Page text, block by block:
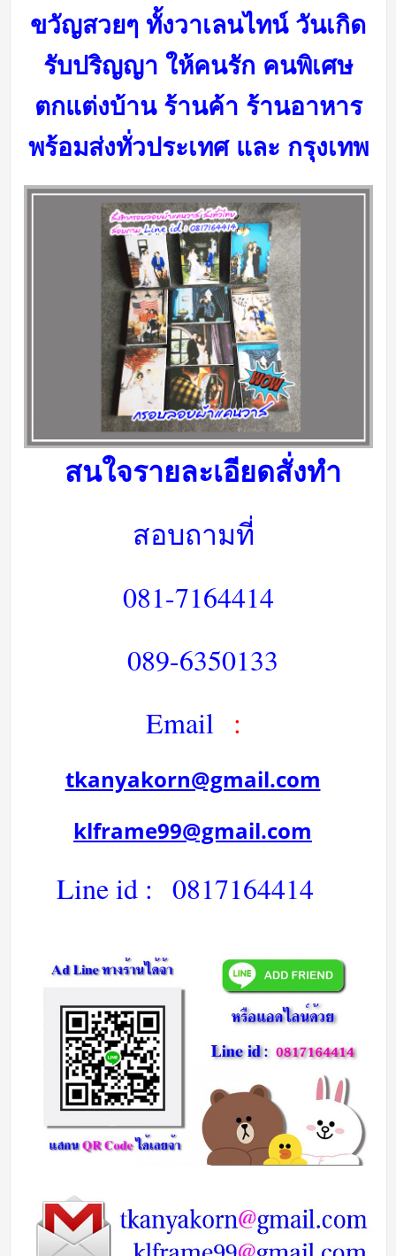
ขวัญสวยๆ ทั้งวาเลนไทน์ วันเกิด
รับปริญญา ให้คนรัก คนพิเศษ
ตกแต่งบ้าน ร้านค้า ร้านอาหาร
พร้อมส่งทั่วประเทศ และ กรุงเทพ
สนใจรายละเอียดสั่งทำ
สอบถามที่
081-7164414
089-6350133
Email
:
tkanyakorn@gmail.com
klframe99@gmail.com
Line id : 0817164414